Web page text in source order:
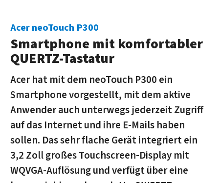
Acer neoTouch P300
Smartphone mit komfortabler
QUERTZ-Tastatur
Acer hat mit dem neoTouch P300 ein
Smartphone vorgestellt, mit dem aktive
Anwender auch unterwegs jederzeit Zugriff
auf das Internet und ihre E-Mails haben
sollen. Das sehr flache Gerät integriert ein
3,2 Zoll großes Touchscreen-Display mit
WQVGA-Auflösung und verfügt über eine